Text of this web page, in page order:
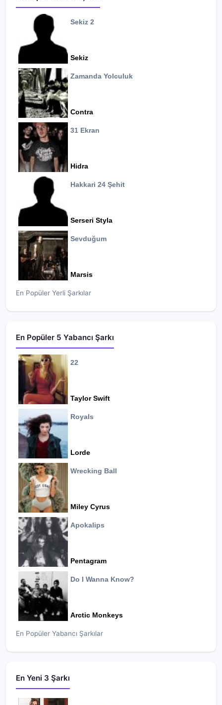
Sekiz 2
Sekiz
Zamanda Yolculuk
Contra
31 Ekran
Hidra
Hakkari 24 Şehit
Serseri Styla
Sevduğum
Marsis
En Popüler Yerli Şarkılar
En Popüler 5 Yabancı Şarkı
22
Taylor Swift
Royals
Lorde
Wrecking Ball
Miley Cyrus
Apokalips
Pentagram
Do I Wanna Know?
Arctic Monkeys
En Popüler Yabancı Şarkılar
En Yeni 3 Şarkı